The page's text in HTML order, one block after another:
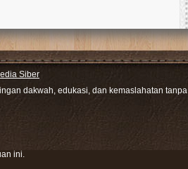
Siber
dakwah, edukasi, dan kemaslahatan tanpa
ini.